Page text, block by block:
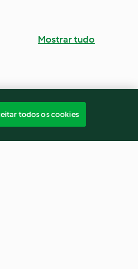
Mostrar tudo
todos os cookies